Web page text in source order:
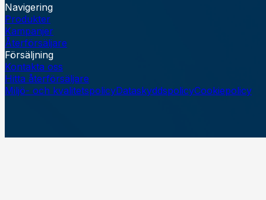
Navigering
Produkter
Kampanjer
Återförsäljare
Försäljning
Kontakta oss
Hitta återförsäljare
Miljö- och kvalitetspolicyDataskyddspolicyCookiepolicy